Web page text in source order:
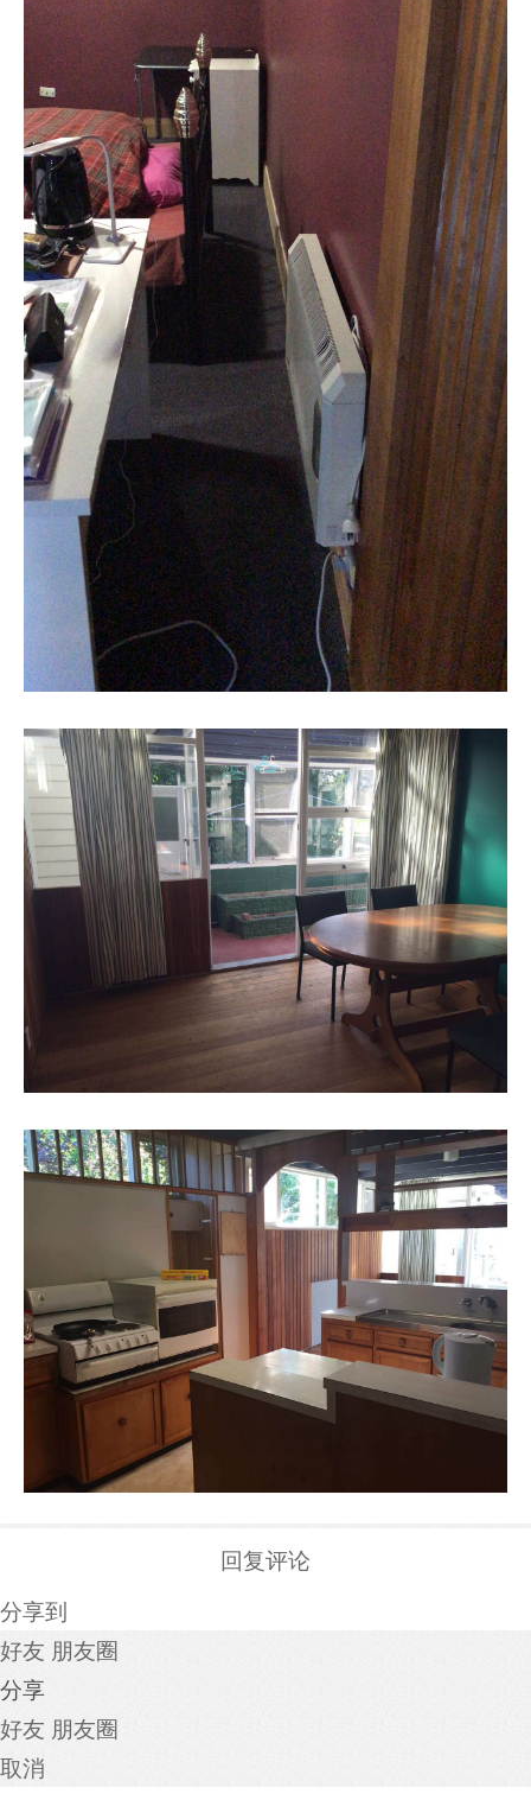
回复评论
分享到
好友 朋友圈
分享
好友 朋友圈
取消